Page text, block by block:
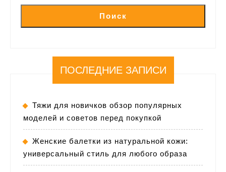
Поиск
ПОСЛЕДНИЕ ЗАПИСИ
Тяжи для новичков обзор популярных
моделей и советов перед покупкой
Женские балетки из натуральной кожи:
универсальный стиль для любого образа